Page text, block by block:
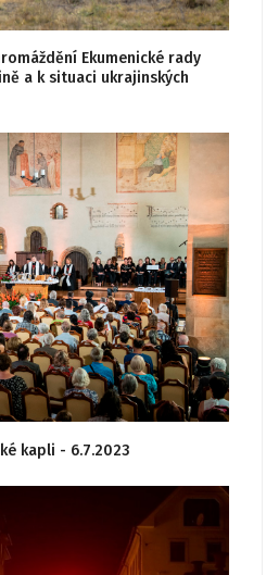
Ekumenické rady
a k situaci ukrajinských
kapli - 6.7.2023